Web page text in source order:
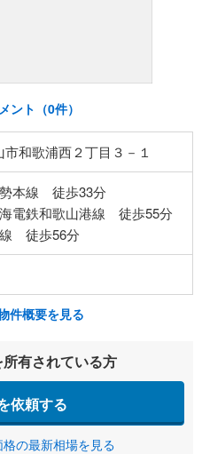
ント（0件）
和歌浦西２丁目３－１
本線 徒歩33分
電鉄和歌山港線 徒歩55分
徒歩56分
件概要を見る
有されている方
依頼する
の最新相場を見る